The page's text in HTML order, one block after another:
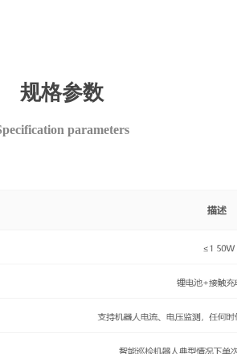
规格参数
parameters